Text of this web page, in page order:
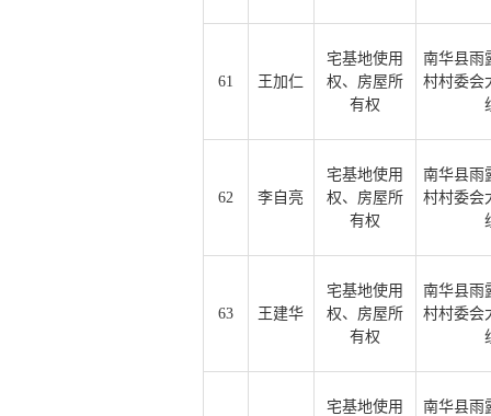
61 王加仁
宅基地使用
权、房屋所
有权
南华县雨
村村委会
62 李自亮
宅基地使用
权、房屋所
有权
南华县雨
村村委会
63 王建华
宅基地使用
权、房屋所
有权
南华县雨
村村委会
宅基地使用
南华县雨